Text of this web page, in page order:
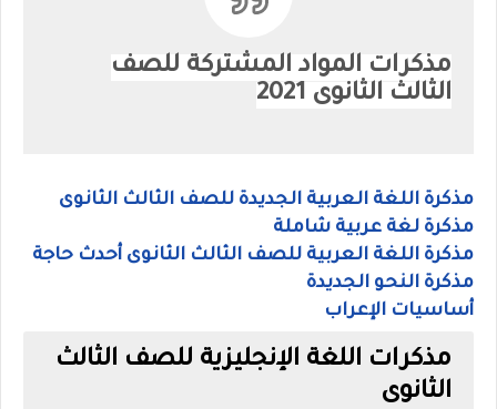
مذكرات المواد المشتركة للصف
الثالث الثانوى 2021
مذكرة اللغة العربية الجديدة للصف الثالث الثانوى
مذكرة لغة عربية شاملة
مذكرة اللغة العربية للصف الثالث الثانوى أحدث حاجة
مذكرة النحو الجديدة
أساسيات الإعراب
مذكرات اللغة الإنجليزية للصف الثالث
الثانوى